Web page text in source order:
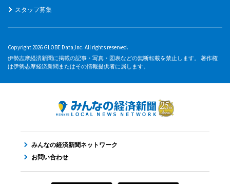
スタッフ募集
Copyright 2026 GLOBE Data,Inc. All rights reserved.
伊勢志摩経済新聞に掲載の記事・写真・図表などの無断転載を禁止します。 著作権
は伊勢志摩経済新聞またはその情報提供者に属します。
みんなの経済新聞ネットワーク
お問い合わせ